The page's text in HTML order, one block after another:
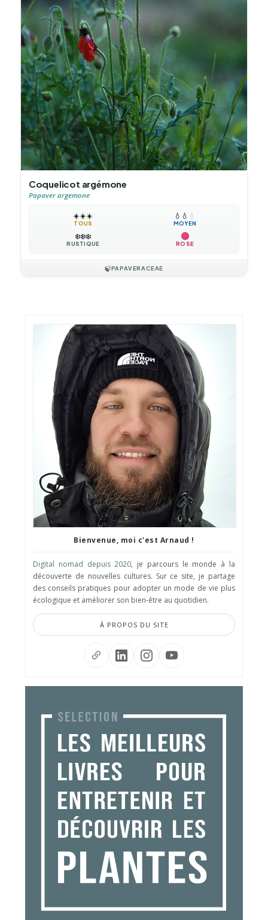
Coquelicot argémone
Papaver argemone
☀️☀️☀️
TOUS
💧 💧 💧
MOYEN
❄️❄️❄️
RUSTIQUE ROSE
🍃PAPAVERACEAE
Bienvenue, moi c'est Arnaud !
Digital nomad depuis 2020, je parcours le monde à la
découverte de nouvelles cultures. Sur ce site, je partage
des conseils pratiques pour adopter un mode de vie plus
écologique et améliorer son bien-être au quotidien.
À PROPOS DU SITE